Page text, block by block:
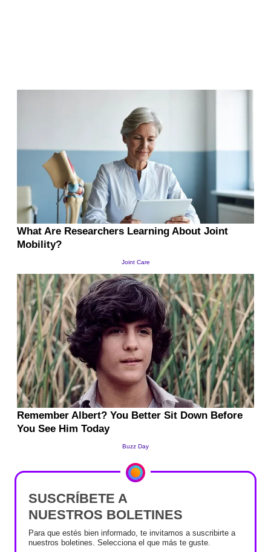
SUSCRÍBETE A
NUESTROS BOLETINES
Para que estés bien informado, te invitamos a suscribirte a
nuestros boletines. Selecciona el que más te guste.